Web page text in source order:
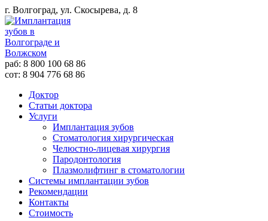
г. Волгоград, ул. Скосырева, д. 8
раб: 8 800 100 68 86
сот: 8 904 776 68 86
Доктор
Статьи доктора
Услуги
Имплантация зубов
Стоматология хирургическая
Челюстно-лицевая хирургия
Пародонтология
Плазмолифтинг в стоматологии
Системы имплантации зубов
Рекомендации
Контакты
Стоимость